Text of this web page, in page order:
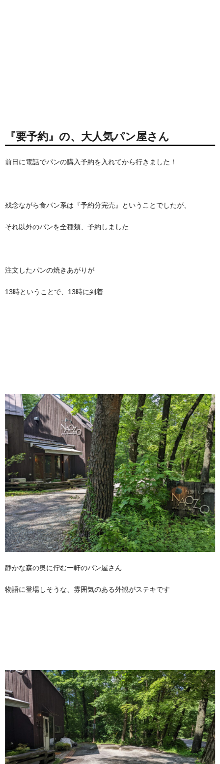
『要予約』の、大人気パン屋さん
前日に電話でパンの購入予約を入れてから行きました！
残念ながら食パン系は『予約分完売』ということでしたが、
それ以外のパンを全種類、予約しました
注文したパンの焼きあがりが
13時ということで、13時に到着
静かな森の奥に佇む一軒のパン屋さん
物語に登場しそうな、雰囲気のある外観がステキです